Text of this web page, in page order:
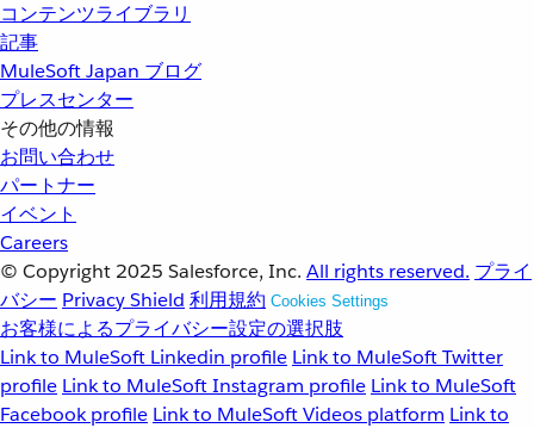
コンテンツライブラリ
記事
MuleSoft Japan ブログ
プレスセンター
その他の情報
お問い合わせ
パートナー
イベント
Careers
© Copyright 2025 Salesforce, Inc. All rights reserved. プライ
バシー Privacy Shield 利用規約 Cookies Settings
お客様によるプライバシー設定の選択肢
Link to MuleSoft Linkedin profile Link to MuleSoft Twitter
profile Link to MuleSoft Instagram profile Link to MuleSoft
Facebook profile Link to MuleSoft Videos platform Link to